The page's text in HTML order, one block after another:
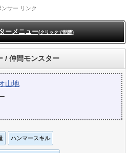
ンサー リンク
ーメニュー(クリックで開閉)
/ 仲間モンスター
山地
ハンマースキル